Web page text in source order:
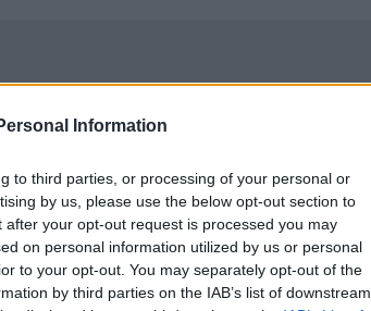
Information
to third parties, or processing of your personal or
by us, please use the below opt-out section to
your opt-out request is processed you may
on personal information utilized by us or personal
to your opt-out. You may separately opt-out of the
by third parties on the IAB’s list of downstream